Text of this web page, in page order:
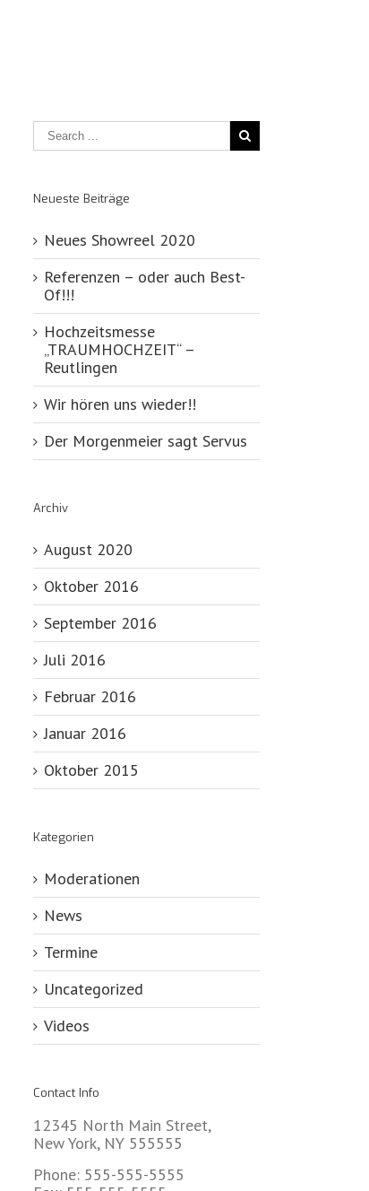
Neueste Beiträge
Neues Showreel 2020
Referenzen – oder auch Best-
Of!!!
Hochzeitsmesse
„TRAUMHOCHZEIT“ –
Reutlingen
Wir hören uns wieder!!
Der Morgenmeier sagt Servus
Archiv
August 2020
Oktober 2016
September 2016
Juli 2016
Februar 2016
Januar 2016
Oktober 2015
Kategorien
Moderationen
News
Termine
Uncategorized
Videos
Contact Info
12345 North Main Street,
New York, NY 555555
Phone: 555-555-5555